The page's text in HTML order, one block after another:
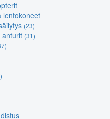
lentokoneet
(23)
anturit (31)